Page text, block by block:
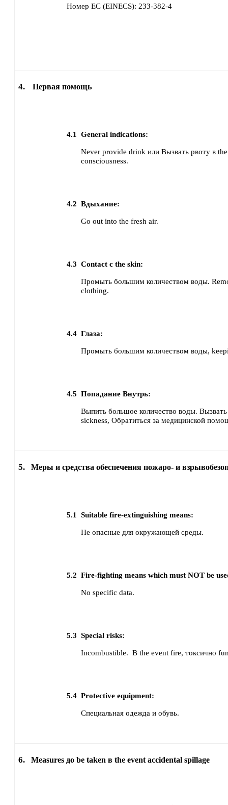
Номер ЕС (EINECS): 233-382-4
4. Первая помощь
4.1 General indications:
Never provide drink или Вызвать рвоту в
consciousness.
4.2 Вдыхание:
Go out into the fresh air.
4.3 Contact с the skin:
Промыть большим количеством воды.
clothing.
4.4 Глаза:
Промыть большим количеством воды,
4.5 Попадание Внутрь:
Выпить большое количество воды.
sickness, Обратиться за медицинской
5. Меры и средства обеспечения пожаро- и
5.1 Suitable fire-extinguishing means:
Не опасные для окружающей среды.
5.2 Fire-fighting means which must NOT be
No specific data.
5.3 Special risks:
Incombustible. В the event fire, токсично
5.4 Protective equipment:
Специальная одежда и обувь.
6. Measures до be taken в the event accidental spillage